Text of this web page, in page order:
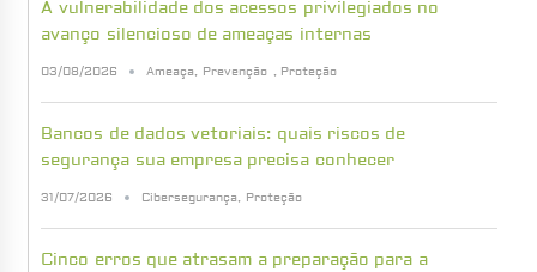
A vulnerabilidade dos acessos privilegiados no
avanço silencioso de ameaças internas
03/08/2026 Ameaça, Prevenção , Proteção
Bancos de dados vetoriais: quais riscos de
segurança sua empresa precisa conhecer
31/07/2026 Cibersegurança, Proteção
Cinco erros que atrasam a preparação para a